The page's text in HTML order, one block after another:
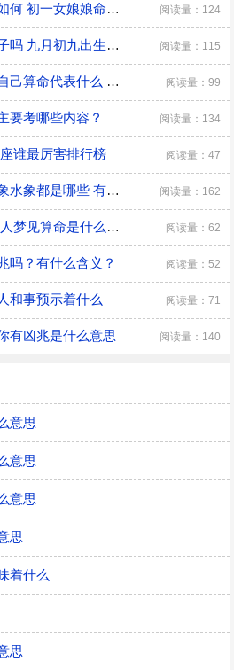
农历初一出生的女孩命运如何 初一女娘娘命什么意思 阅读量：124
九月初九出生是佛家的孩子吗 九月初九出生有什么说法 阅读量：115
周公解梦：梦里有大师给自己算命代表什么 是好兆头吗？ 阅读量：99
要考哪些内容？ 阅读量：134
谁最厉害排行榜 阅读量：47
分析十二星座风象火象土象水象都是哪些 有什么优缺点 阅读量：162
梦见算八字是什么意思 女人梦见算命是什么预兆 阅读量：62
吗？有什么含义？ 阅读量：52
和事预示着什么 阅读量：71
有凶兆是什么意思 阅读量：140
意思
意思
意思
思
着什么
思